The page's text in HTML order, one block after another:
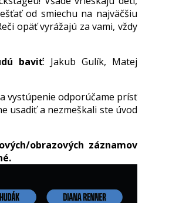
od smiechu na najväčšiu
opäť vyrážajú za vami, vždy
baviť: Jakub Gulík, Matej
vystúpenie odporúčame prísť
usadiť a nezmeškali ste úvod
obrazových záznamov